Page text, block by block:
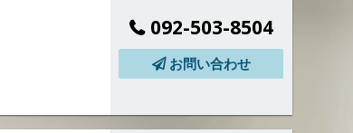
092-503-8504
お問い合わせ